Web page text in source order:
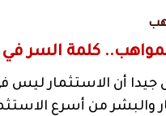
كلمة السر
جيدا أن الاستثمار
والبشر من أسرع